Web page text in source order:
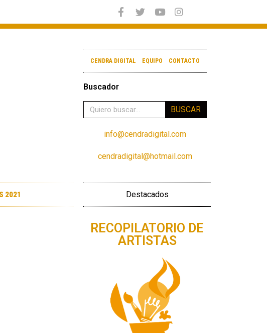
CENDRA DIGITAL EQUIPO CONTACTO
Buscador
BUSCAR
info@cendradigital.com
cendradigital@hotmail.com
2021 Destacados
RECOPILATORIO DE
ARTISTAS